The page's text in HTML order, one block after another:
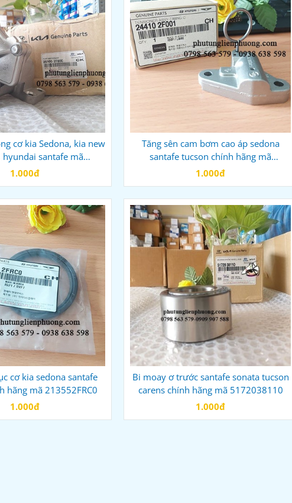
cơ kia Sedona, kia new
hyundai santafe mã
251002F800
1.000đ
Tăng sên cam bơm cao áp sedona
santafe tucson chính hãng mã
244102F001
1.000đ
cơ kia sedona santafe
hãng mã 213552FRC0
1.000đ
Bi moay ơ trước santafe sonata tucson
carens chính hãng mã 5172038110
1.000đ